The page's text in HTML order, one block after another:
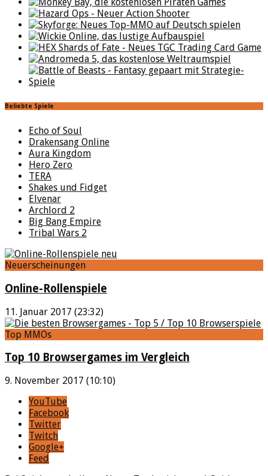
Beliebte Spiele
Echo of Soul
Drakensang Online
Aura Kingdom
Hero Zero
TERA
Shakes und Fidget
Elvenar
Archlord 2
Big Bang Empire
Tribal Wars 2
Neuerscheinungen
Online-Rollenspiele
11. Januar 2017 (23:32)
Top MMOs
Top 10 Browsergames im Vergleich
9. November 2017 (10:10)
YouTube
Facebook
Twitter
Twitch
Google+
Feed